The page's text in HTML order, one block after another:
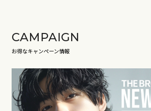
CAMPAIGN
お得なキャンペーン情報